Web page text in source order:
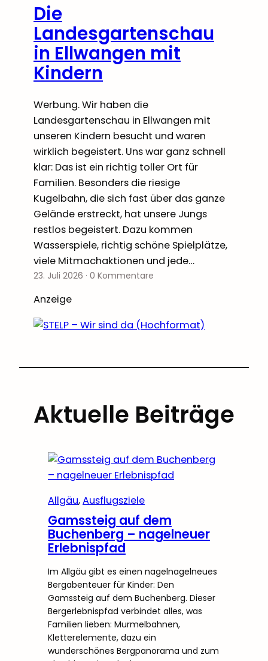
Die
Landesgartenschau
in Ellwangen mit
Kindern
Werbung. Wir haben die
Landesgartenschau in Ellwangen mit
unseren Kindern besucht und waren
wirklich begeistert. Uns war ganz schnell
klar: Das ist ein richtig toller Ort für
Familien. Besonders die riesige
Kugelbahn, die sich fast über das ganze
Gelände erstreckt, hat unsere Jungs
restlos begeistert. Dazu kommen
Wasserspiele, richtig schöne Spielplätze,
viele Mitmachaktionen und jede…
23. Juli 2026 · 0 Kommentare
Anzeige
Aktuelle Beiträge
Allgäu, Ausflugsziele
Gamssteig auf dem
Buchenberg – nagelneuer
Erlebnispfad
Im Allgäu gibt es einen nagelnagelneues
Bergabenteuer für Kinder: Den
Gamssteig auf dem Buchenberg. Dieser
Bergerlebnispfad verbindet alles, was
Familien lieben: Murmelbahnen,
Kletterelemente, dazu ein
wunderschönes Bergpanorama und zum